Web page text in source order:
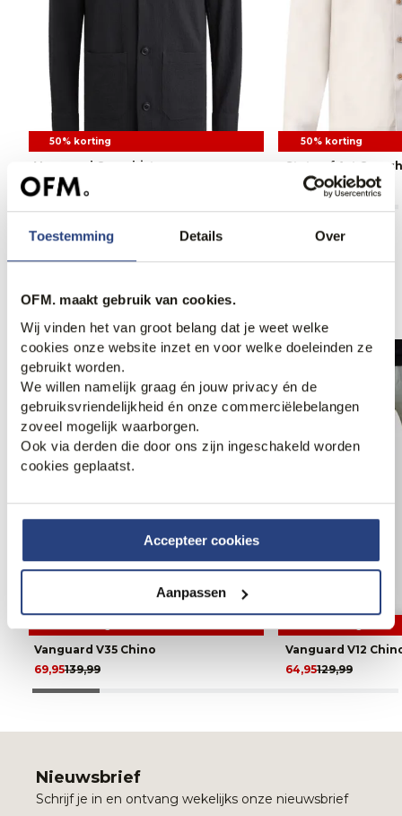
Toestemming Details Over
OFM. maakt gebruik van cookies.
Wij vinden het van groot belang dat je weet welke
cookies onze website inzet en voor welke doeleinden ze
gebruikt worden.
We willen namelijk graag én jouw privacy én de
gebruiksvriendelijkheid én onze commerciëlebelangen
zoveel mogelijk waarborgen.
Ook via derden die door ons zijn ingeschakeld worden
cookies geplaatst.
Accepteer cookies
Aanpassen
50% korting
Vanguard Overshirt
199,99
99,95
50% korting
State of Art
149,95
74,95
Anderen bekeken ook
Vanguard V35 Chino
139,99
69,95
Vanguard V12
129,99
64,95
Nieuwsbrief
Schrijf je in en ontvang wekelijks onze nieuwsbrief